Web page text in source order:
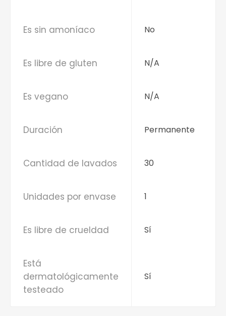
Es sin amoníaco No
Es libre de gluten N/A
Es vegano N/A
Duración Permanente
Cantidad de lavados 30
Unidades por envase 1
Es libre de crueldad Sí
Está
dermatológicamente
testeado
Sí